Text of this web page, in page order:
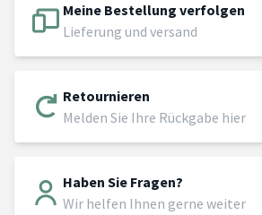
Meine Bestellung verfolgen
Lieferung und versand
Retournieren
Melden Sie Ihre Rückgabe hier
Haben Sie Fragen?
Wir helfen Ihnen gerne weiter